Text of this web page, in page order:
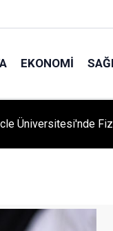
EKONOMI
Üniversitesi'nde